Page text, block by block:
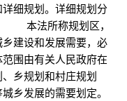
细规划。详细规划分
本法所称规划区，
建设和发展需要，必
围由有关人民政府在
乡规划和村庄规划
乡发展的需要划定。